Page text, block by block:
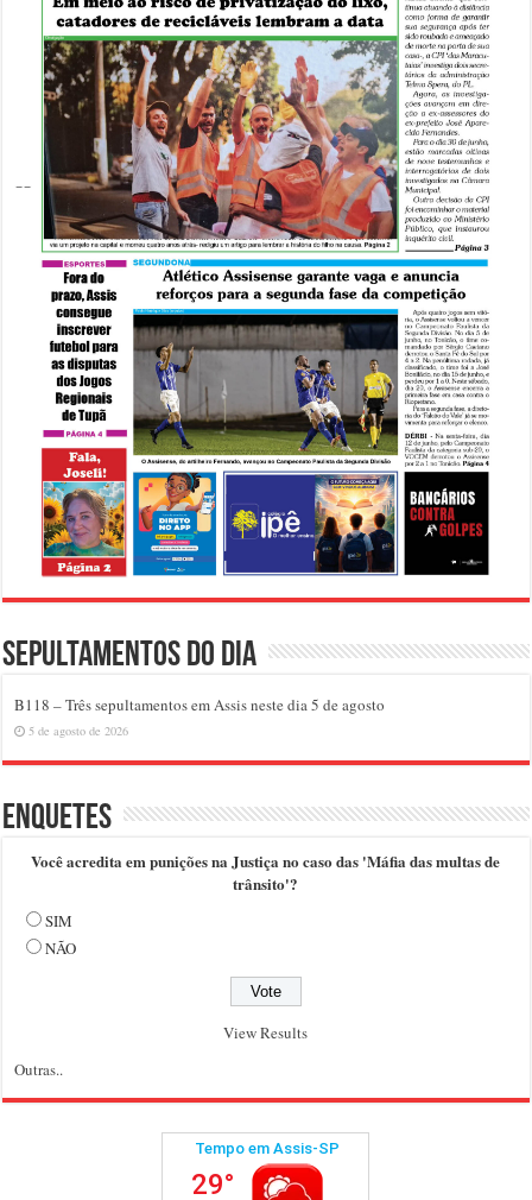
Sepultamentos do dia
B118 – Três sepultamentos em Assis neste dia 5 de agosto
5 de agosto de 2026
Enquetes
Você acredita em punições na Justiça no caso das 'Máfia das multas de
trânsito'?
SIM
NÃO
View Results
Outras..